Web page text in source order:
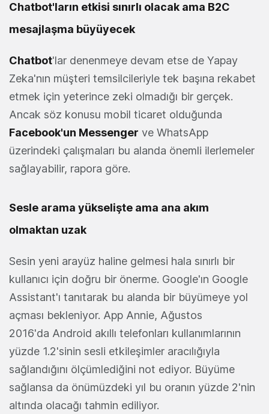
Chatbot'ların etkisi sınırlı olacak ama B2C
mesajlaşma büyüyecek
Chatbot'lar denenmeye devam etse de Yapay
Zeka'nın müşteri temsilcileriyle tek başına rekabet
etmek için yeterince zeki olmadığı bir gerçek.
Ancak söz konusu mobil ticaret olduğunda
Facebook'un Messenger ve WhatsApp
üzerindeki çalışmaları bu alanda önemli ilerlemeler
sağlayabilir, rapora göre.
Sesle arama yükselişte ama ana akım
olmaktan uzak
Sesin yeni arayüz haline gelmesi hala sınırlı bir
kullanıcı için doğru bir önerme. Google'ın Google
Assistant'ı tanıtarak bu alanda bir büyümeye yol
açması bekleniyor. App Annie, Ağustos
2016'da Android akıllı telefonları kullanımlarının
yüzde 1.2'sinin sesli etkileşimler aracılığıyla
sağlandığını ölçümlediğini not ediyor. Büyüme
sağlansa da önümüzdeki yıl bu oranın yüzde 2'nin
altında olacağı tahmin ediliyor.